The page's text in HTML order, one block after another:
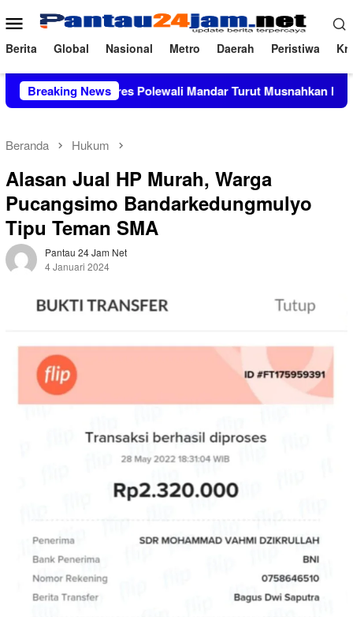
ke
konten
Menu
Mobile
Berita Global Nasional Metro Daerah Peristiwa
Breaking News
Kapolres Polewali Mandar Turut Musnahkan Barang Bukti
Beranda Hukum
Alasan Jual HP Murah, Warga
Pucangsimo Bandarkedungmulyo
Tipu Teman SMA
Pantau 24 Jam Net
4 Januari 2024